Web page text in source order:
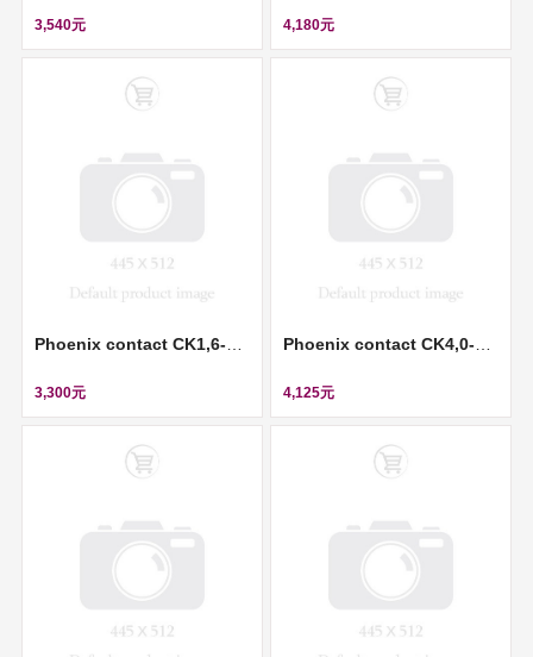
3,540元 4,180元
Phoenix contact CK1,6-ED-2,50ST AG - Crimp contact (壓接插針) ll 1663381
3,300元
Phoenix contact CK4,0-ED-6,00BU AG - Crimp contact (壓接插針) ll 1663307
4,125元